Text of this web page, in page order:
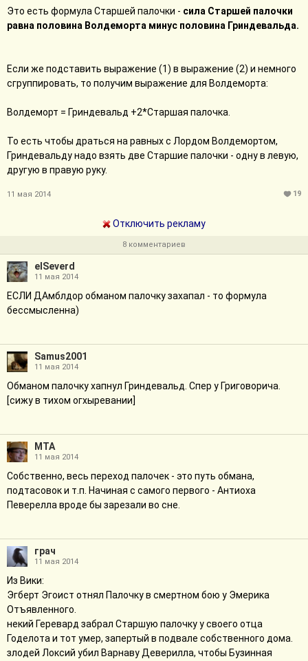
Это есть формула Старшей палочки - сила Старшей палочки
равна половина Волдеморта минус половина Гриндевальда.
Если же подставить выражение (1) в выражение (2) и немного
сгруппировать, то получим выражение для Волдеморта:
Волдеморт = Гриндевальд +2*Старшая палочка.
То есть чтобы драться на равных с Лордом Волдемортом,
Гриндевальду надо взять две Старшие палочки - одну в левую,
другую в правую руку.
11 мая 2014 19
Отключить рекламу
8 комментариев
elSeverd
11 мая 2014
ЕСЛИ ДАмблдор обманом палочку захапал - то формула
бессмысленна)
Samus2001
11 мая 2014
Обманом палочку хапнул Гриндевальд. Спер у Григоворича.
[сижу в тихом огхыревании]
МТА
11 мая 2014
Собственно, весь переход палочек - это путь обмана,
подтасовок и т.п. Начиная с самого первого - Антиоха
Певерелла вроде бы зарезали во сне.
грач
11 мая 2014
Из Вики:
Эгберт Эгоист отнял Палочку в смертном бою у Эмерика
Отъявленного.
некий Геревард забрал Старшую палочку у своего отца
Годелота и тот умер, запертый в подвале собственного дома.
злодей Локсий убил Варнаву Деверилла, чтобы Бузинная